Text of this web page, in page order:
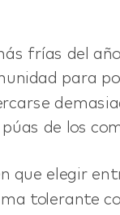
frías del
para
de los
que elegir
tolerante